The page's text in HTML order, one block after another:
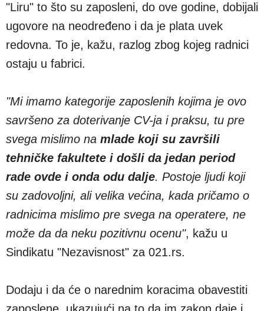
"Liru" to što su zaposleni, do ove godine, dobijali
ugovore na neodređeno i da je plata uvek
redovna. To je, kažu, razlog zbog kojeg radnici
ostaju u fabrici.
"Mi imamo kategorije zaposlenih kojima je ovo
savršeno za doterivanje CV-ja i praksu, tu pre
svega mislimo na mlade koji su završili
tehničke fakultete i došli da jedan period
rade ovde i onda odu dalje. Postoje ljudi koji
su zadovoljni, ali velika većina, kada pričamo o
radnicima mislimo pre svega na operatere, ne
može da da neku pozitivnu ocenu", kažu u
Sindikatu "Nezavisnost" za 021.rs.
Dodaju i da će o narednim koracima obavestiti